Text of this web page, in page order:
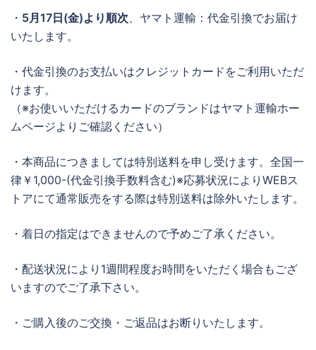
・ 5月17日(金)より順次、ヤマト運輸：代金引換でお届け
いたします。
・代金引換のお支払いはクレジットカードをご利用いただ
けます。
（※お使いいただけるカードのブランドはヤマト運輸ホー
ムページよりご確認ください）
・本商品につきましては特別送料を申し受けます。全国一
律￥1,000-(代金引換手数料含む)※応募状況によりWEBス
トアにて通常販売をする際は特別送料は除外いたします。
・着日の指定はできませんので予めご了承ください。
・配送状況により1週間程度お時間をいただく場合もござ
いますのでご了承下さい。
・ご購入後のご交換・ご返品はお断りいたします。